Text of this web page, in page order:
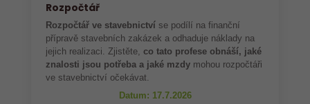
Rozpočtář
Rozpočtář ve stavebnictví se podílí na finanční
přípravě stavebních zakázek a odhaduje náklady na
jejich realizaci. Zjistěte,co tato profese obnáší, jaké
znalosti jsou potřeba a jaké mzdy mohou rozpočtáři
ve stavebnictví očekávat.
Datum: 17.7.2026